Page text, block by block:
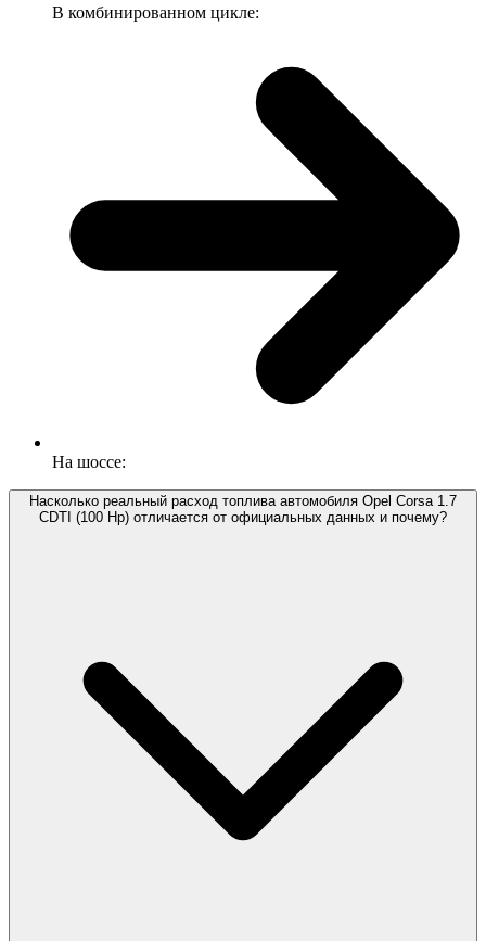
В комбинированном цикле:
На шоссе:
Насколько реальный расход топлива автомобиля Opel Corsa 1.7
CDTI (100 Hp) отличается от официальных данных и почему?